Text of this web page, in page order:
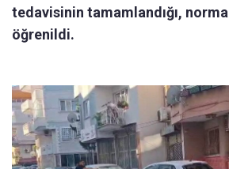
tedavisinin tamamlandığı,
öğrenildi.